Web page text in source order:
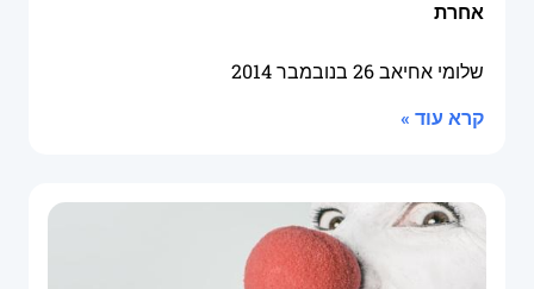
אחרת
שלומי אחיאב26 בנובמבר 2014
קרא עוד »